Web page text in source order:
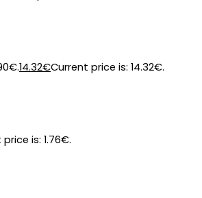
14.32€Current price is: 14.32€.
is: 1.76€.